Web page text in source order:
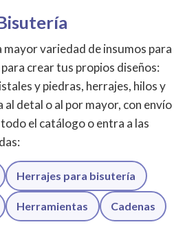
mayor variedad de insumos para
crear tus propios diseños:
y piedras, herrajes, hilos y
detal o al por mayor, con envío
el catálogo o entra a las
Herrajes para bisutería
Herramientas Cadenas